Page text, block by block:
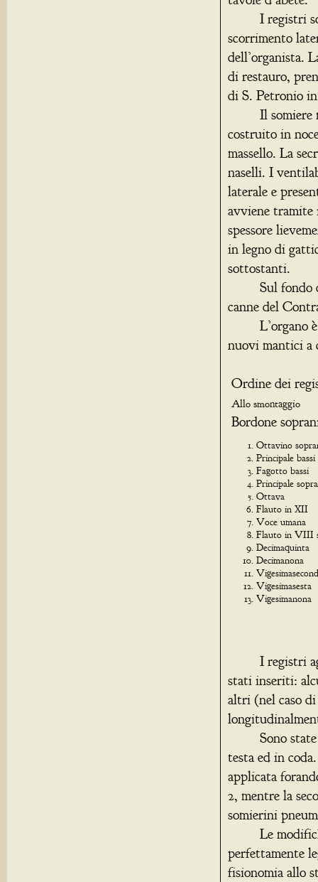
I registri
scorrimento
dell’organista.
di restauro,
di S. Petronio
Il somiere
costruito in
massello. La
naselli. I
laterale e
avviene tramite
spessore
in legno di
sottostanti.
Sul fondo
canne del
L’organo è
nuovi mantici a
Ordine dei
Allo
Bordone
Ottavino
Principale
Fagotto
Principale
Flauto
Voce umana
Flauto in
I registri
stati inseriti:
altri (nel caso di
Sono state
testa ed in
applicata
2, mentre la
somierini
Le modifiche
perfettamente
fisionomia allo